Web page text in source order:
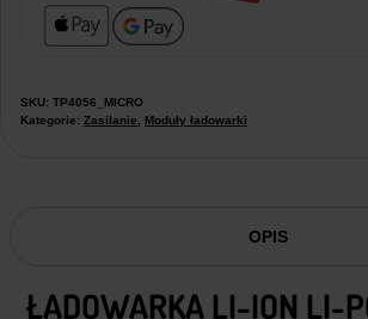
SKU: TP4056_MICRO
Kategorie: Zasilanie Moduły ładowarki
OPIS
ŁADOWARKA LI-ION LI-